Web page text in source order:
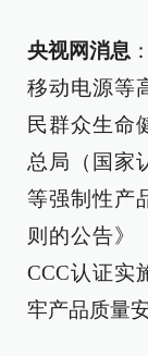
央视网消息
移动电源等
民群众生命
总局（国家
等强制性产
则的公告》
CCC认证实
牢产品质量